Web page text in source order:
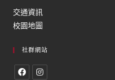
交通資訊
校園地圖
社群網站